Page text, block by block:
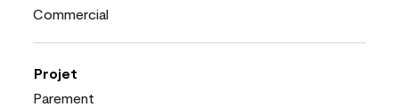
Commercial
Projet
Parement